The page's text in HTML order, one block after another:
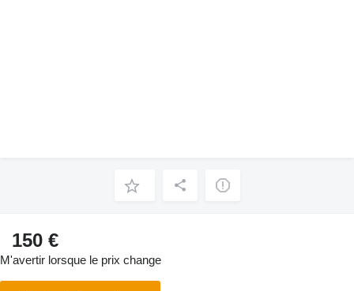
150 €
M'avertir lorsque le prix change